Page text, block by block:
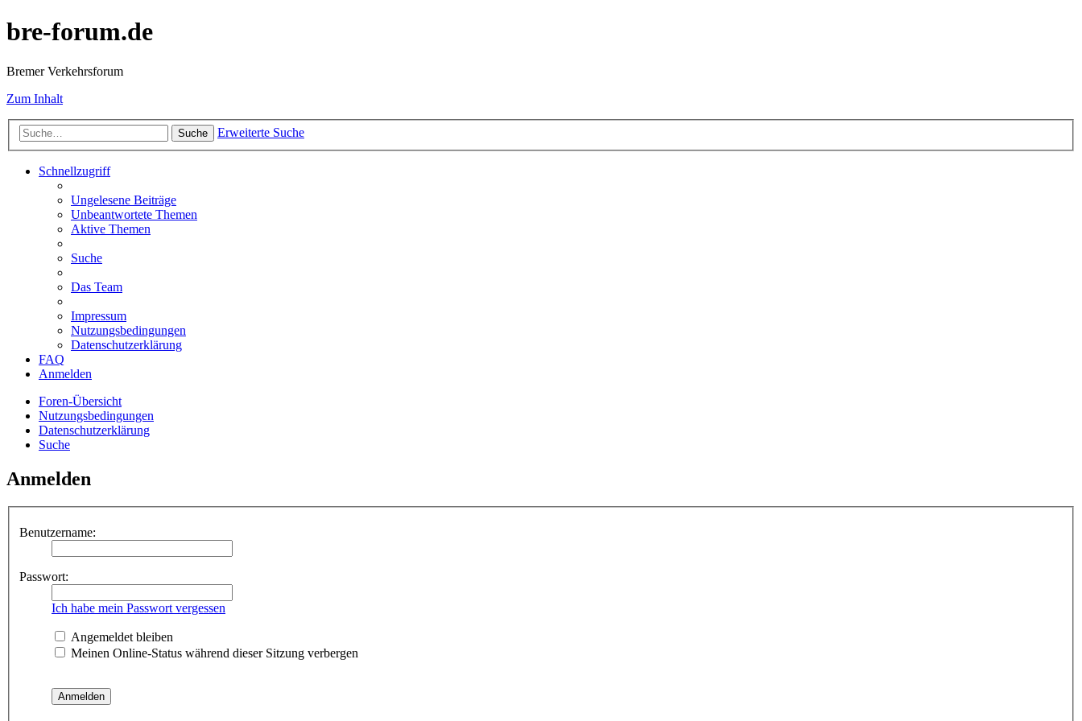
bre-forum.de
Bremer Verkehrsforum
Zum Inhalt
Suche Erweiterte Suche
Schnellzugriff
Ungelesene Beiträge
Unbeantwortete Themen
Aktive Themen
Suche
Das Team
Impressum
Nutzungsbedingungen
Datenschutzerklärung
FAQ
Anmelden
Foren-Übersicht
Nutzungsbedingungen
Datenschutzerklärung
Suche
Anmelden
Benutzername:
Passwort:
Ich habe mein Passwort vergessen
Angemeldet bleiben
Meinen Online-Status während dieser Sitzung verbergen